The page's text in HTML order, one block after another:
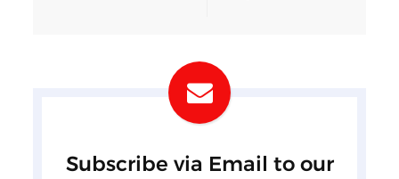
Subscribe via Email to our